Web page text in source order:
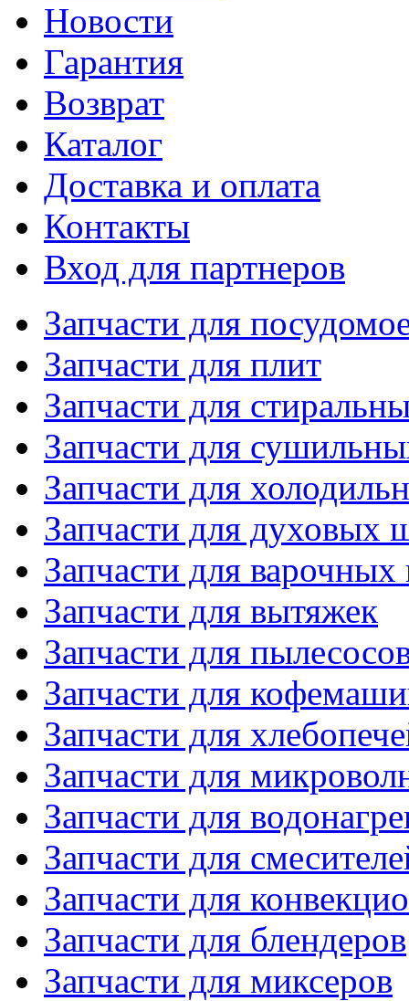
Новости
Гарантия
Возврат
Каталог
Доставка и оплата
Контакты
Вход для партнеров
Запчасти для
Запчасти для плит
Запчасти для
Запчасти для
Запчасти для
Запчасти для духовых
Запчасти для варочных
Запчасти для вытяжек
Запчасти для
Запчасти для
Запчасти для
Запчасти для
Запчасти для
Запчасти для
Запчасти для
Запчасти для блендеров
Запчасти для миксеров